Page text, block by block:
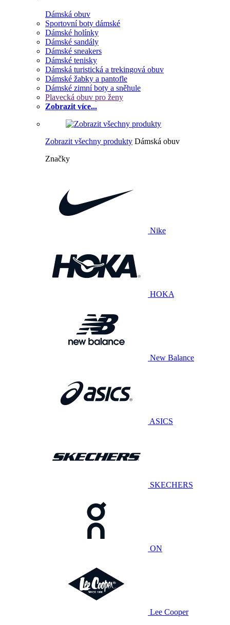
Dámská obuv
Sportovní boty dámské
Dámské holínky
Dámské sandály
Dámské sneakers
Dámské tenisky
Dámská turistická a trekingová obuv
Dámské žabky a pantofle
Dámské zimní boty a sněhule
Plavecká obuv pro ženy
Zobrazit více...
Zobrazit všechny produkty Dámská obuv
Značky
Nike
HOKA
New Balance
ASICS
SKECHERS
ON
Lee Cooper